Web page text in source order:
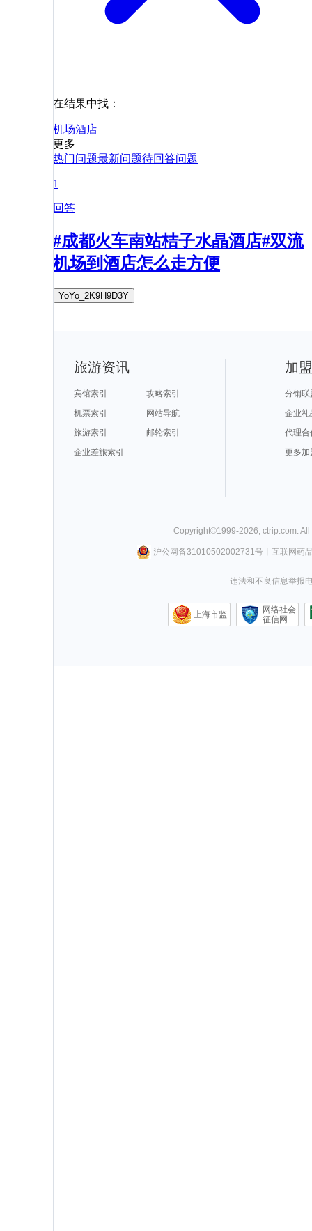
在结果中找：
机场酒店
更多
热门问题最新问题待回答问题
1
回答
#成都火车南站桔子水晶酒店#双流
机场到酒店怎么走方便
YoYo_2K9H9D3Y
旅游资讯
宾馆索引
攻略索引
机票索引
网站导航
旅游索引
邮轮索引
企业差旅索引
加
分销联
企业礼
代理合
更多加
Copyright©1999-2026 ctrip.com .
沪公网备31010502002731号丨 互联网药
违法和不良信息举报
上海市监
网络社会
征信网